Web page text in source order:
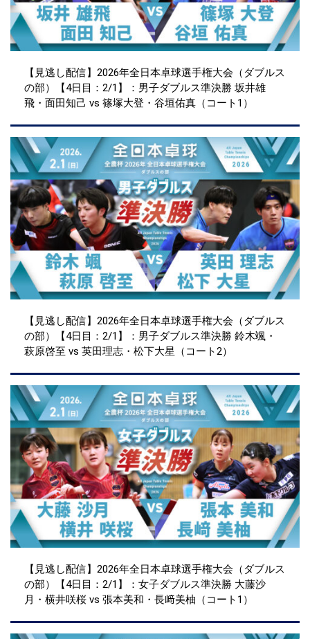
【見逃し配信】2026年全日本卓球選手権大会（ダブルス
の部）【4日目：2/1】：男子ダブルス準決勝 坂井雄
飛・面田知己 vs 篠塚大登・谷垣佑真（コート1）
【見逃し配信】2026年全日本卓球選手権大会（ダブルス
の部）【4日目：2/1】：男子ダブルス準決勝 鈴木颯・
萩原啓至 vs 英田理志・松下大星（コート2）
【見逃し配信】2026年全日本卓球選手権大会（ダブルス
の部）【4日目：2/1】：女子ダブルス準決勝 大藤沙
月・横井咲桜 vs 張本美和・長﨑美柚（コート1）